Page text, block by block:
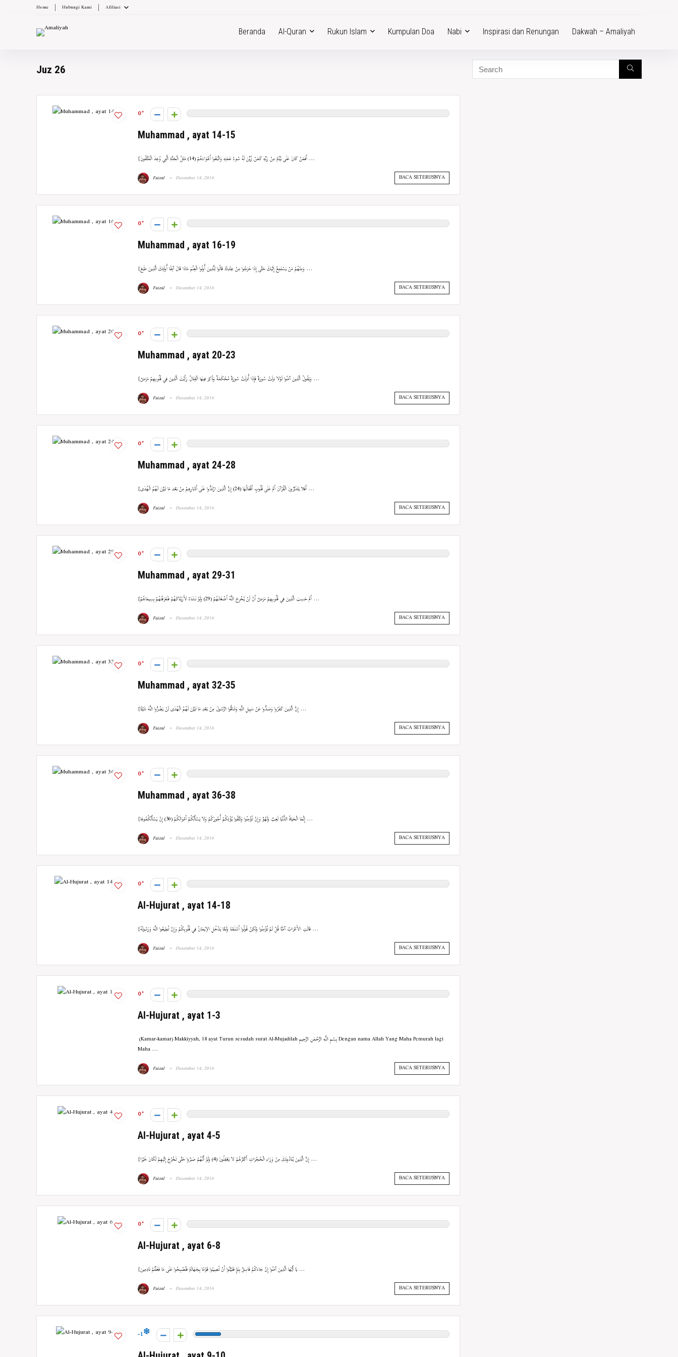
Home Hubungi Kami Afiliasi
Beranda Al-Quran Rukun Islam Kumpulan Doa Nabi Inspirasi dan Renungan Dakwah – Amaliyah
Juz 26
0
Muhammad , ayat 14-15
{أَفَمَنْ كَانَ عَلَى بَيِّنَةٍ مِنْ رَبِّهِ كَمَنْ زُيِّنَ لَهُ سُوءُ عَمَلِهِ وَاتَّبَعُوا أَهْوَاءَهُمْ (14) مَثَلُ الْجَنَّةِ الَّتِي وُعِدَ الْمُتَّقُونَ ...
Faizal Desember 14, 2016 BACA SETERUSNYA
0
Muhammad , ayat 16-19
{وَمِنْهُمْ مَنْ يَسْتَمِعُ إِلَيْكَ حَتَّى إِذَا خَرَجُوا مِنْ عِنْدِكَ قَالُوا لِلَّذِينَ أُوتُوا الْعِلْمَ مَاذَا قَالَ آنِفًا أُولَئِكَ الَّذِينَ طَبَعَ ...
Faizal Desember 14, 2016 BACA SETERUSNYA
0
Muhammad , ayat 20-23
{وَيَقُولُ الَّذِينَ آمَنُوا لَوْلا نزلَتْ سُورَةٌ فَإِذَا أُنزلَتْ سُورَةٌ مُحْكَمَةٌ وَذُكِرَ فِيهَا الْقِتَالُ رَأَيْتَ الَّذِينَ فِي قُلُوبِهِمْ مَرَضٌ ...
Faizal Desember 14, 2016 BACA SETERUSNYA
0
Muhammad , ayat 24-28
{أَفَلا يَتَدَبَّرُونَ الْقُرْآنَ أَمْ عَلَى قُلُوبٍ أَقْفَالُهَا (24) إِنَّ الَّذِينَ ارْتَدُّوا عَلَى أَدْبَارِهِمْ مِنْ بَعْدِ مَا تَبَيَّنَ لَهُمُ الْهُدَى ...
Faizal Desember 14, 2016 BACA SETERUSNYA
0
Muhammad , ayat 29-31
{أَمْ حَسِبَ الَّذِينَ فِي قُلُوبِهِمْ مَرَضٌ أَنْ لَنْ يُخْرِجَ اللَّهُ أَضْغَانَهُمْ (29) وَلَوْ نَشَاءُ لأرَيْنَاكَهُمْ فَلَعَرَفْتَهُمْ بِسِيمَاهُمْ ...
Faizal Desember 14, 2016 BACA SETERUSNYA
0
Muhammad , ayat 32-35
{إِنَّ الَّذِينَ كَفَرُوا وَصَدُّوا عَنْ سَبِيلِ اللَّهِ وَشَاقُّوا الرَّسُولَ مِنْ بَعْدِ مَا تَبَيَّنَ لَهُمُ الْهُدَى لَنْ يَضُرُّوا اللَّهَ شَيْئًا ...
Faizal Desember 14, 2016 BACA SETERUSNYA
0
Muhammad , ayat 36-38
{إِنَّمَا الْحَيَاةُ الدُّنْيَا لَعِبٌ وَلَهْوٌ وَإِنْ تُؤْمِنُوا وَتَتَّقُوا يُؤْتِكُمْ أُجُورَكُمْ وَلا يَسْأَلْكُمْ أَمْوَالَكُمْ (36) إِنْ يَسْأَلْكُمُوهَا ...
Faizal Desember 14, 2016 BACA SETERUSNYA
0
Al-Hujurat , ayat 14-18
{قَالَتِ الأعْرَابُ آمَنَّا قُلْ لَمْ تُؤْمِنُوا وَلَكِنْ قُولُوا أَسْلَمْنَا وَلَمَّا يَدْخُلِ الإيمَانُ فِي قُلُوبِكُمْ وَإِنْ تُطِيعُوا اللَّهَ وَرَسُولَهُ ...
Faizal Desember 14, 2016 BACA SETERUSNYA
0
Al-Hujurat , ayat 1-3
(Kamar-kamar) Makkiyyah, 18 ayat Turun sesudah surat Al-Mujadilah بِسْمِ اللَّهِ الرَّحْمَنِ الرَّحِيمِ Dengan nama Allah Yang Maha Pemurah lagi
Maha ...
Faizal Desember 14, 2016 BACA SETERUSNYA
0
Al-Hujurat , ayat 4-5
{إِنَّ الَّذِينَ يُنَادُونَكَ مِنْ وَرَاءِ الْحُجُرَاتِ أَكْثَرُهُمْ لا يَعْقِلُونَ (4) وَلَوْ أَنَّهُمْ صَبَرُوا حَتَّى تَخْرُجَ إِلَيْهِمْ لَكَانَ خَيْرًا ...
Faizal Desember 14, 2016 BACA SETERUSNYA
0
Al-Hujurat , ayat 6-8
{يَا أَيُّهَا الَّذِينَ آمَنُوا إِنْ جَاءَكُمْ فَاسِقٌ بِنَبَإٍ فَتَبَيَّنُوا أَنْ تُصِيبُوا قَوْمًا بِجَهَالَةٍ فَتُصْبِحُوا عَلَى مَا فَعَلْتُمْ نَادِمِينَ ...
Faizal Desember 14, 2016 BACA SETERUSNYA
-1